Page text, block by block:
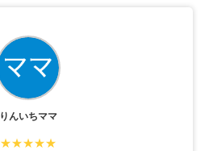
りんいちママ
★★★★★